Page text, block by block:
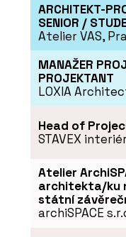
ARCHITEKT-
SENIOR /
Atelier VAS,
MANAŽER
PROJEKTANT
LOXIA
Head of
STAVEX
Atelier
architekta/ku
státní
archiSPACE